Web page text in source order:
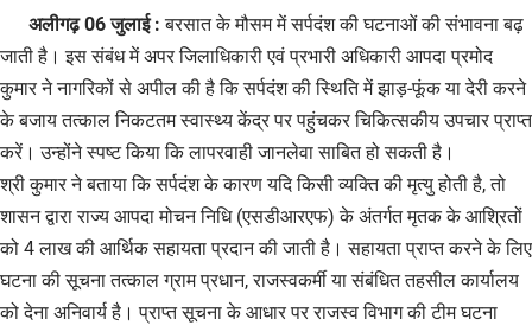
अलीगढ़ 06 जुलाई : बरसात के मौसम में सर्पदंश की घटनाओं की संभावना बढ़
जाती है। इस संबंध में अपर जिलाधिकारी एवं प्रभारी अधिकारी आपदा प्रमोद
कुमार ने नागरिकों से अपील की है कि सर्पदंश की स्थिति में झाड़-फूंक या देरी करने
के बजाय तत्काल निकटतम स्वास्थ्य केंद्र पर पहुंचकर चिकित्सकीय उपचार प्राप्त
करें। उन्होंने स्पष्ट किया कि लापरवाही जानलेवा साबित हो सकती है।
श्री कुमार ने बताया कि सर्पदंश के कारण यदि किसी व्यक्ति की मृत्यु होती है, तो
शासन द्वारा राज्य आपदा मोचन निधि (एसडीआरएफ) के अंतर्गत मृतक के आश्रितों
को 4 लाख की आर्थिक सहायता प्रदान की जाती है। सहायता प्राप्त करने के लिए
घटना की सूचना तत्काल ग्राम प्रधान, राजस्वकर्मी या संबंधित तहसील कार्यालय
को देना अनिवार्य है। प्राप्त सूचना के आधार पर राजस्व विभाग की टीम घटना